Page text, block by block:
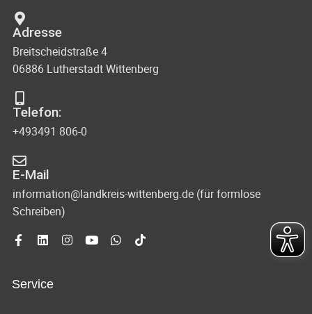
Adresse
Breitscheidstraße 4
06886 Lutherstadt Wittenberg
Telefon:
+493491 806-0
E-Mail
information@landkreis-wittenberg.de (für formlose
Schreiben)
Service